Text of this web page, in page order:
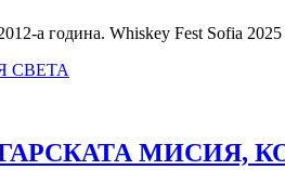
а година. Whiskey Fest Sofia
МИСИЯ,